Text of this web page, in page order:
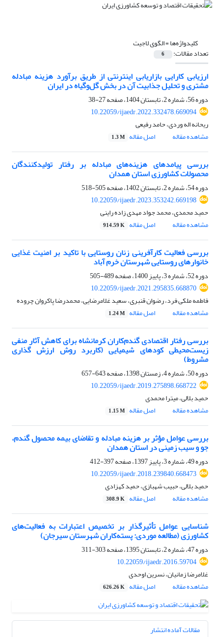
کلیدواژه‌ها =الگوی لاجیت
تعداد مقالات: 6
ارزیابی کارایی بازاریابی اینترنتی از طریق برآورد هزینه مبادله
مشتری و تحلیل جذابیت آن در بخش گل‌وگیاه در ایران
دوره 56، شماره 2، تابستان 1404، صفحه
27-38
10.22059/ijaedr.2022.332478.669094
ریحانه اله وردی، حامد رفیعی
مشاهده مقاله
اصل مقاله 1.3 M
بررسی پیامد‌های هزینه‌های مبادله بر رفتار تولیدکنندگان
محصولات کشاورزی استان همدان
دوره 54، شماره 2، تابستان 1402، صفحه
505-518
10.22059/ijaedr.2023.353242.669198
حمید محمدی، محمد جواد مهدی زاده راینی
مشاهده مقاله
اصل مقاله 914.59 K
بررسی فعالیت کارآفرینی زنان روستایی با تاکید بر امنیت غذایی
خانوارهای روستایی شهرستان خرم آباد
دوره 52، شماره 3، پاییز 1400، صفحه
489-505
10.22059/ijaedr.2021.295835.668870
فاطمه ملکی فرد، رضوان قنبری، سعید غلامرضایی، محمدرضا پاکروان چروده
مشاهده مقاله
اصل مقاله 1.24 M
بررسی رفتار اقتصادی گندم‌کاران کرمانشاه برای کاهش آثار منفی
زیست‌‌محیطی کودهای شیمیایی (کاربرد روش ارزش گذاری
مشروط)
دوره 50، شماره 4، زمستان 1398، صفحه
643-657
10.22059/ijaedr.2019.275898.668722
حمید بلالی، میترا محمدی
مشاهده مقاله
اصل مقاله 1.15 M
بررسی عوامل مؤثر بر هزینه مبادله و تقاضای بیمه محصول گندم،
جو و سیب زمینی در استان همدان
دوره 49، شماره 3، پاییز 1397، صفحه
397-412
10.22059/ijaedr.2018.239840.668473
حمید بلالی، حبیب شهبازی، حمید کهزادی
مشاهده مقاله
اصل مقاله 308.9 K
شناسایی عوامل تأثیرگذار بر تخصیص اعتبارات به فعالیت‌های
کشاورزی (مطالعه موردی: پسته‌کاران شهرستان سیرجان)
دوره 47، شماره 2، تابستان 1395، صفحه
303-311
10.22059/ijaedr.2016.59704
غلامرضا زمانیان، نسرین اوحدی
مشاهده مقاله
اصل مقاله 626.26 K
مقالات آماده انتشار